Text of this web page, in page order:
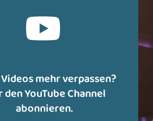
mehr verpassen?
YouTube Channel
abonnieren.